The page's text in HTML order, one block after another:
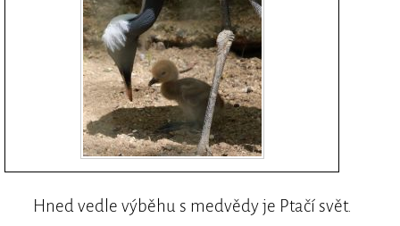
Hned vedle výběhu s medvědy je Ptačí svět.